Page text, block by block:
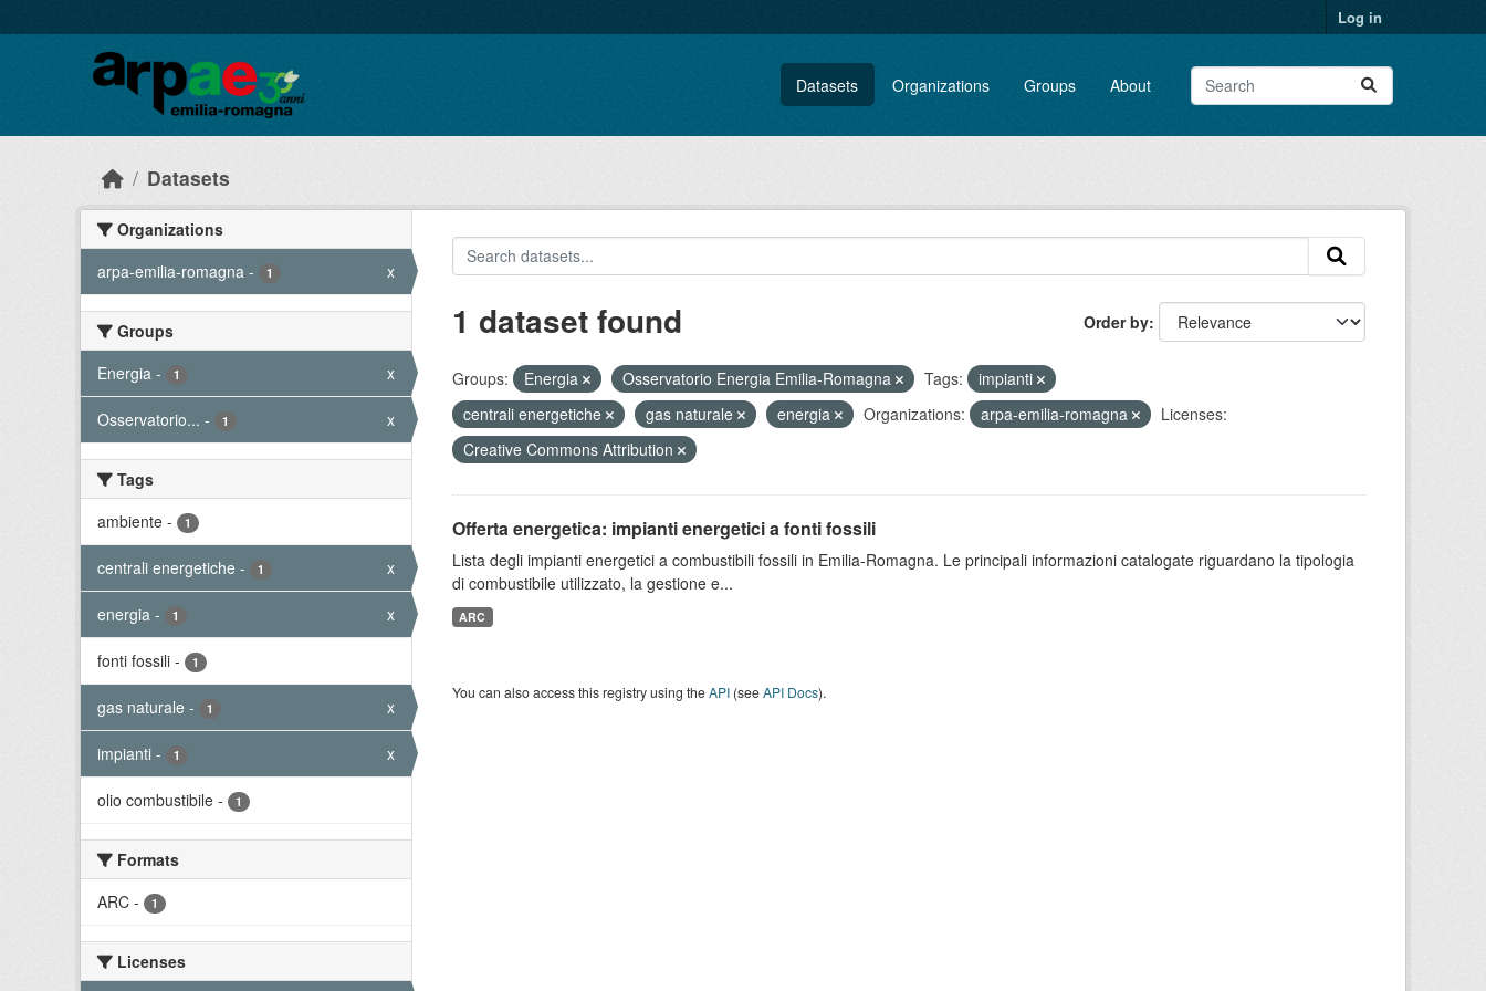
Log in
Datasets Organizations Groups About
Datasets
Organizations
arpa-emilia-romagna - 1 x
Groups
Energia - 1 x
Osservatorio... - 1 x
Tags
ambiente - 1
centrali energetiche - 1 x
energia - 1 x
fonti fossili - 1
gas naturale - 1 x
impianti - 1 x
olio combustibile - 1
Formats
ARC - 1
Licenses
Order by
1 dataset found
Groups: Energia Osservatorio Energia Emilia-Romagna Tags:
impianti
centrali energetiche
gas naturale energia Organizations: arpa-emilia-romagna
Licenses:
Creative Commons Attribution
Offerta energetica: impianti energetici a fonti fossili
Lista degli impianti energetici a combustibili fossili in Emilia-Romagna. Le principali informazioni catalogate riguardano la tipologia
di combustibile utilizzato, la gestione e...
ARC
You can also access this registry using theAPI(seeAPI Docs).